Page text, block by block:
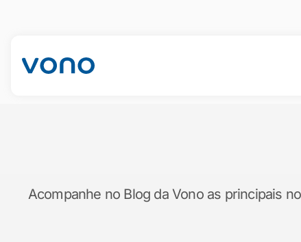
Acompanhe no Blog da Vono as principais